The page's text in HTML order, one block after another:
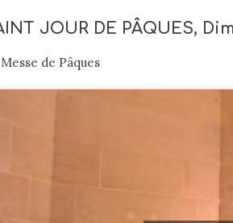
JOUR DE PÂQUES,
Messe de Pâques